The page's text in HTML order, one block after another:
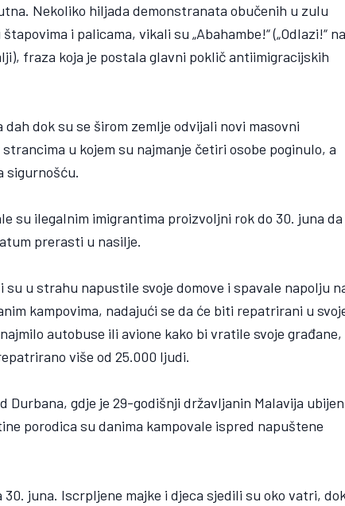
Nekoliko hiljada demonstranata obučenih u zulu
i palicama, vikali su „Abahambe!“ („Odlazi!“
fraza koja je postala glavni poklič antiimigracijskih
dok su se širom zemlje odvijali novi masovni
u kojem su najmanje četiri osobe poginulo, a
sigurnošću.
su ilegalnim imigrantima proizvoljni rok do 30. juna da
prerasti u nasilje.
u strahu napustile svoje domove i spavale napolju
kampovima, nadajući se da će biti repatrirani u
autobuse ili avione kako bi vratile svoje građane,
više od 25.000 ljudi.
gdje je 29-godišnji državljanin Malavija ubijen
porodica su danima kampovale ispred napuštene
juna. Iscrpljene majke i djeca sjedili su oko vatri,